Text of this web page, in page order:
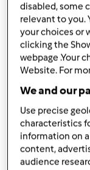
100g
100gpestek
50gdrożdży
600g
1łyżkiłyżka
disabled, some
relevant to you.
your choices or
clicking the
webpage .Your
Website. For
We and our
Use precise
characteristics
information on
content,
audience